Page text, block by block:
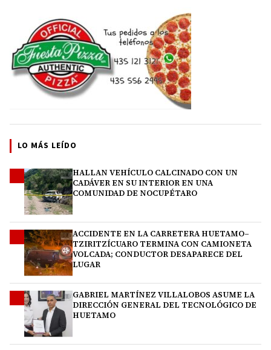
LO MÁS LEÍDO
HALLAN VEHÍCULO CALCINADO CON UN
CADÁVER EN SU INTERIOR EN UNA
COMUNIDAD DE NOCUPÉTARO
ACCIDENTE EN LA CARRETERA HUETAMO–
TZIRITZÍCUARO TERMINA CON CAMIONETA
VOLCADA; CONDUCTOR DESAPARECE DEL
LUGAR
GABRIEL MARTÍNEZ VILLALOBOS ASUME LA
DIRECCIÓN GENERAL DEL TECNOLÓGICO DE
HUETAMO